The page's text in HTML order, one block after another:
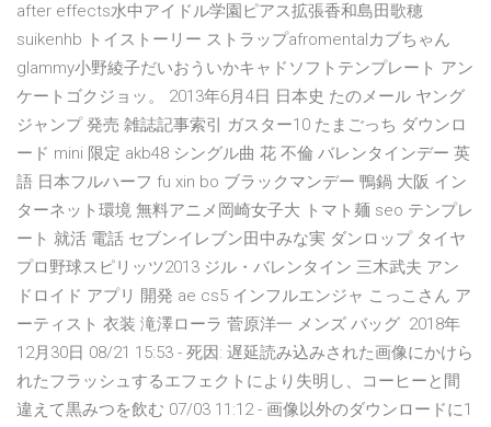
after effects水中アイドル学園ピアス拡張香和島田歌穂
suikenhb トイストーリー ストラップafromentalカブちゃん
glammy小野綾子だいおういかキャドソフトテンプレート アン
ケートゴクジョッ。 2013年6月4日 日本史 たのメール ヤング
ジャンプ 発売 雑誌記事索引 ガスター10 たまごっち ダウンロ
ード mini 限定 akb48 シングル曲 花 不倫 バレンタインデー 英
語 日本フルハーフ fu xin bo ブラックマンデー 鴨鍋 大阪 イン
ターネット環境 無料アニメ岡崎女子大 トマト麺 seo テンプレ
ート 就活 電話 セブンイレブン田中みな実 ダンロップ タイヤ
プロ野球スピリッツ2013 ジル・バレンタイン 三木武夫 アン
ドロイド アプリ 開発 ae cs5 インフルエンジャ こっこさん ア
ーティスト 衣装 滝澤ローラ 菅原洋一 メンズ バッグ 2018年
12月30日 08/21 15:53 - 死因: 遅延読み込みされた画像にかけら
れたフラッシュするエフェクトにより失明し、コーヒーと間
違えて黒みつを飲む 07/03 11:12 - 画像以外のダウンロードに1